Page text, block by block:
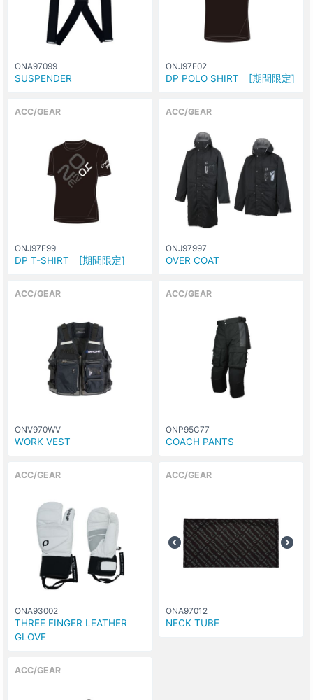
ONA97099
SUSPENDER
ONJ97E02
DP POLO SHIRT [期間限定]
ACC/GEAR
ONJ97E99
DP T-SHIRT [期間限定]
ACC/GEAR
ONJ97997
OVER COAT
ACC/GEAR
ONV970WV
WORK VEST
ACC/GEAR
ONP95C77
COACH PANTS
ACC/GEAR
ONA93002
THREE FINGER LEATHER
GLOVE
ACC/GEAR
ONA97012
NECK TUBE
ACC/GEAR